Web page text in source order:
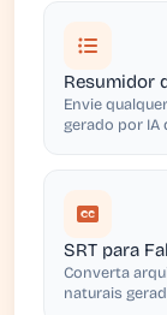
Resumidor
Envie
gerado por IA
SRT para
Converta
naturais